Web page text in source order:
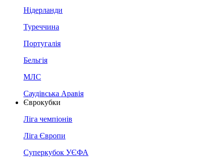
Нідерланди
Туреччина
Португалія
Бельгія
МЛС
Саудівська Аравія
Єврокубки
Ліга чемпіонів
Ліга Європи
Суперкубок УЄФА